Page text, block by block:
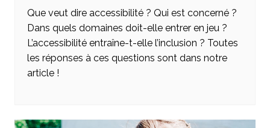
Que veut dire accessibilité ? Qui est concerné ?
Dans quels domaines doit-elle entrer en jeu ?
L’accessibilité entraîne-t-elle l’inclusion ? Toutes
les réponses à ces questions sont dans notre
article !